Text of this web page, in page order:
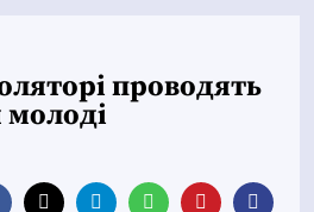
проводять
молоді